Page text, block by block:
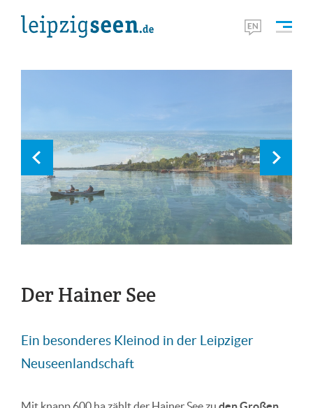
Der Hainer See
Ein besonderes Kleinod in der Leipziger
Neuseenlandschaft